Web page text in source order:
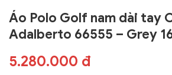
Áo Polo Golf nam dài tay
Adalberto 66555 – Grey
5.280.000 đ